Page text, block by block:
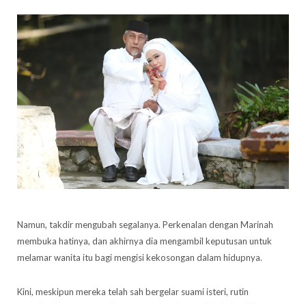
Namun, takdir mengubah segalanya. Perkenalan dengan Marinah
membuka hatinya, dan akhirnya dia mengambil keputusan untuk
melamar wanita itu bagi mengisi kekosongan dalam hidupnya.
Kini, meskipun mereka telah sah bergelar suami isteri, rutin